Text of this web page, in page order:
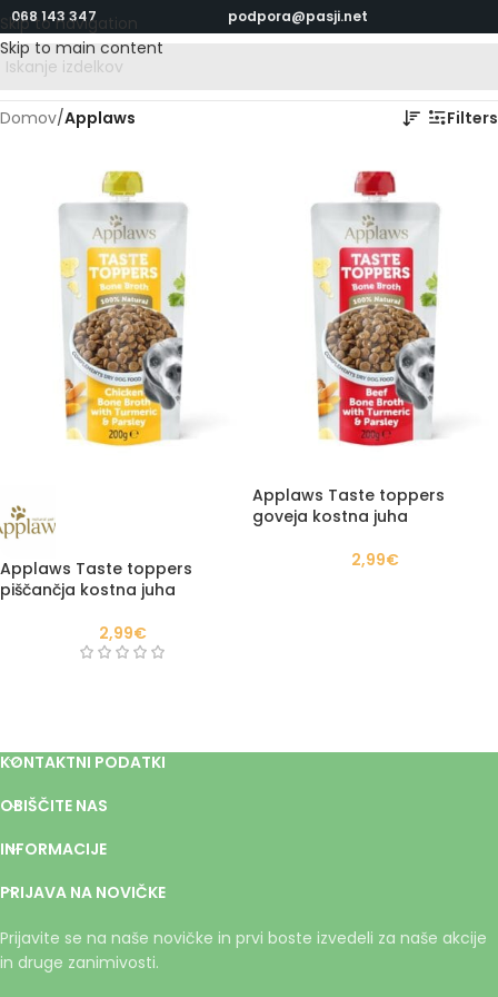
Skip to navigation
Skip to main content
068 143 347 podpora@pasji.net
Domov/Applaws Filters
Applaws Taste toppers
piščančja kostna juha
2,99€
Applaws Taste toppers
goveja kostna juha
2,99€
KONTAKTNI PODATKI
OBIŠČITE NAS
INFORMACIJE
PRIJAVA NA NOVIČKE
Prijavite se na naše novičke in prvi boste izvedeli za naše akcije
in druge zanimivosti.